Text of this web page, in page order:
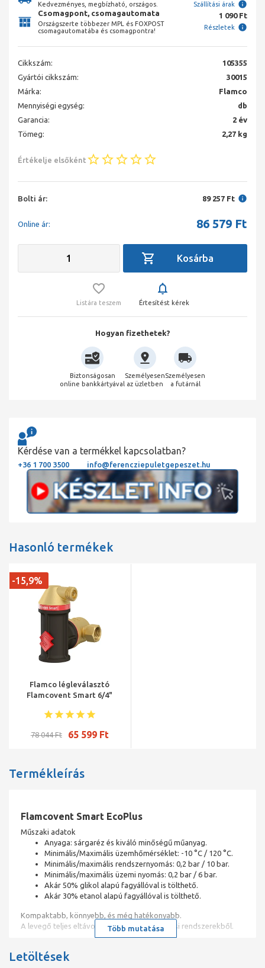
Kedvezményes, megbízható, országos. Szállítási árak
Csomagpont, csomagautomata
Országszerte többezer MPL és FOXPOST
csomagautomatába és csomagpontra!
1 090 Ft
Részletek
Cikkszám:
105355
Gyártói cikkszám:
30015
Márka:
Flamco
Mennyiségi egység:
db
Garancia:
2 év
Tömeg:
2,27 kg
Értékelje elsőként
Bolti ár: 89 257 Ft
Online ár: 86 579 Ft
Listára teszem Értesítést kérek
Hogyan fizethetek?
Biztonságosan
online bankkártyával
Személyesen
az üzletben
Személyesen
a futárnál
Kérdése van a termékkel kapcsolatban?
+36 1 700 3500 info@ferencziepuletgepeszet.hu
Hasonló termékek
Flamco légleválasztó
Flamcovent Smart 6/4"
-15,9%
78 044 Ft 65 599 Ft
Termékleírás
Flamcovent Smart EcoPlus
Műszaki adatok
Anyaga: sárgaréz és kiváló minőségű műanyag.
Minimális/Maximális üzemhőmérséklet: -10 °C / 120 °C.
Minimális/maximális rendszernyomás: 0,2 bar / 10 bar.
Minimális/maximális üzemi nyomás: 0,2 bar / 6 bar.
Akár 50% glikol alapú fagyállóval is tölthető.
Akár 30% etanol alapú fagyállóval is tölthető.
Kompaktabb, könnyebb, és még hatékonyabb.
A levegő teljes eltávolítására a fűtési és hűtési rendszerekből.
mikrobuborékokat is eltávolítják a rendszerben keringő vízből.
Több mutatása
Letöltések